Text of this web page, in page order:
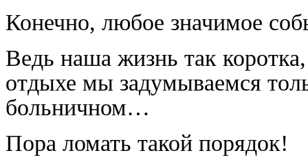
Конечно, любое значимое
Ведь наша жизнь так
отдыхе мы задумываемся
больничном…
Пора ломать такой порядок!